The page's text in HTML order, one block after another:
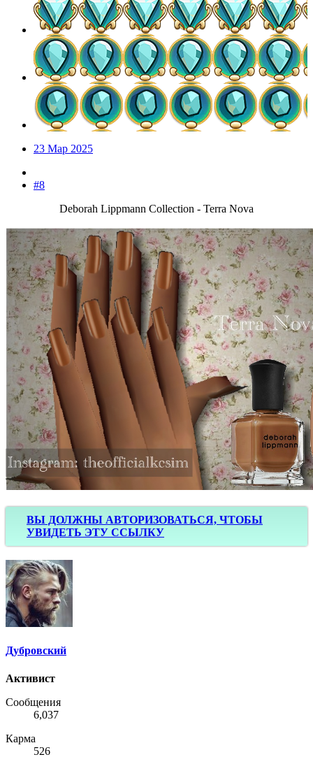
23 Мар 2025
#8
Deborah Lippmann Collection - Terra Nova
ВЫ ДОЛЖНЫ АВТОРИЗОВАТЬСЯ, ЧТОБЫ
УВИДЕТЬ ЭТУ ССЫЛКУ
Дубровский
Активист
Сообщения
6,037
Карма
526